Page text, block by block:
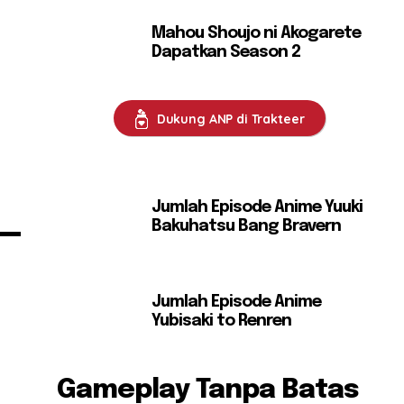
Mahou Shoujo ni Akogarete
Dapatkan Season 2
Dukung ANP di Trakteer
Jumlah Episode Anime Yuuki
Bakuhatsu Bang Bravern
Jumlah Episode Anime
Yubisaki to Renren
Gameplay Tanpa Batas